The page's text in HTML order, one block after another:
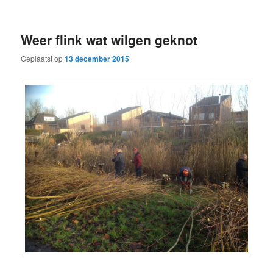
Weer flink wat wilgen geknot
Geplaatst op13 december 2015